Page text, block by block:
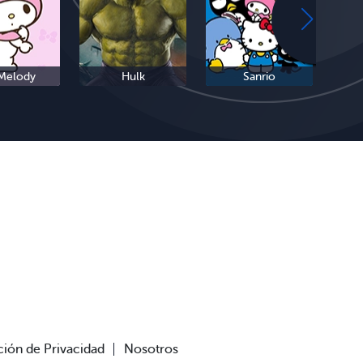
Hulk Sanrio
de Privacidad Nosotros